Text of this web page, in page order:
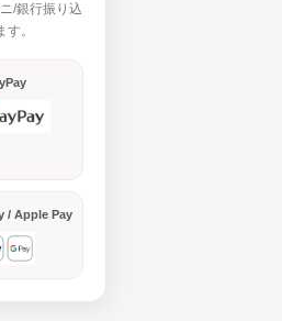
/銀行振り込
。
/ Apple Pay